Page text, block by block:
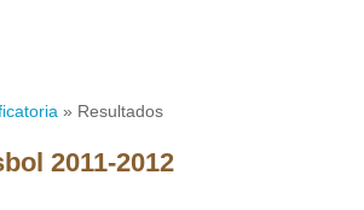
» Resultados
2011-2012